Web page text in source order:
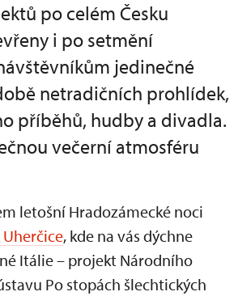
po celém Česku
i po setmění
jedinečné
netradičních prohlídek,
příběhů, hudby a divadla.
večerní atmosféru
letošní Hradozámecké noci
, kde na vás dýchne
Itálie – projekt Národního
Po stopách šlechtických